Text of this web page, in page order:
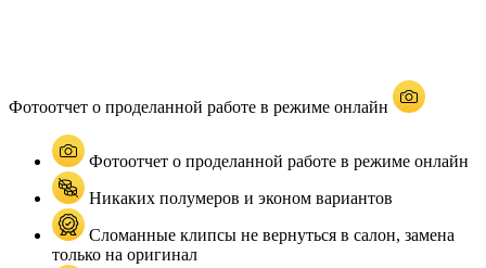
Фотоотчет о проделанной работе в режиме онлайн
Фотоотчет о проделанной работе в режиме онлайн
Никаких полумеров и эконом вариантов
Сломанные клипсы не вернуться в салон, замена
только на оригинал